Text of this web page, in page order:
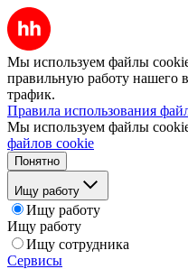
Мы используем файлы
правильную работу нашего
трафик.
Правила использования
Мы используем файлы
файлов cookie
Понятно
Ищу работу
Ищу работу
Ищу работу
Ищу сотрудника
Сервисы